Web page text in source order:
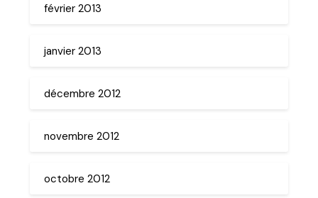
février 2013
janvier 2013
décembre 2012
novembre 2012
octobre 2012